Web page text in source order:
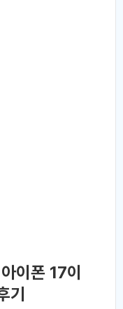
이폰 17이
기